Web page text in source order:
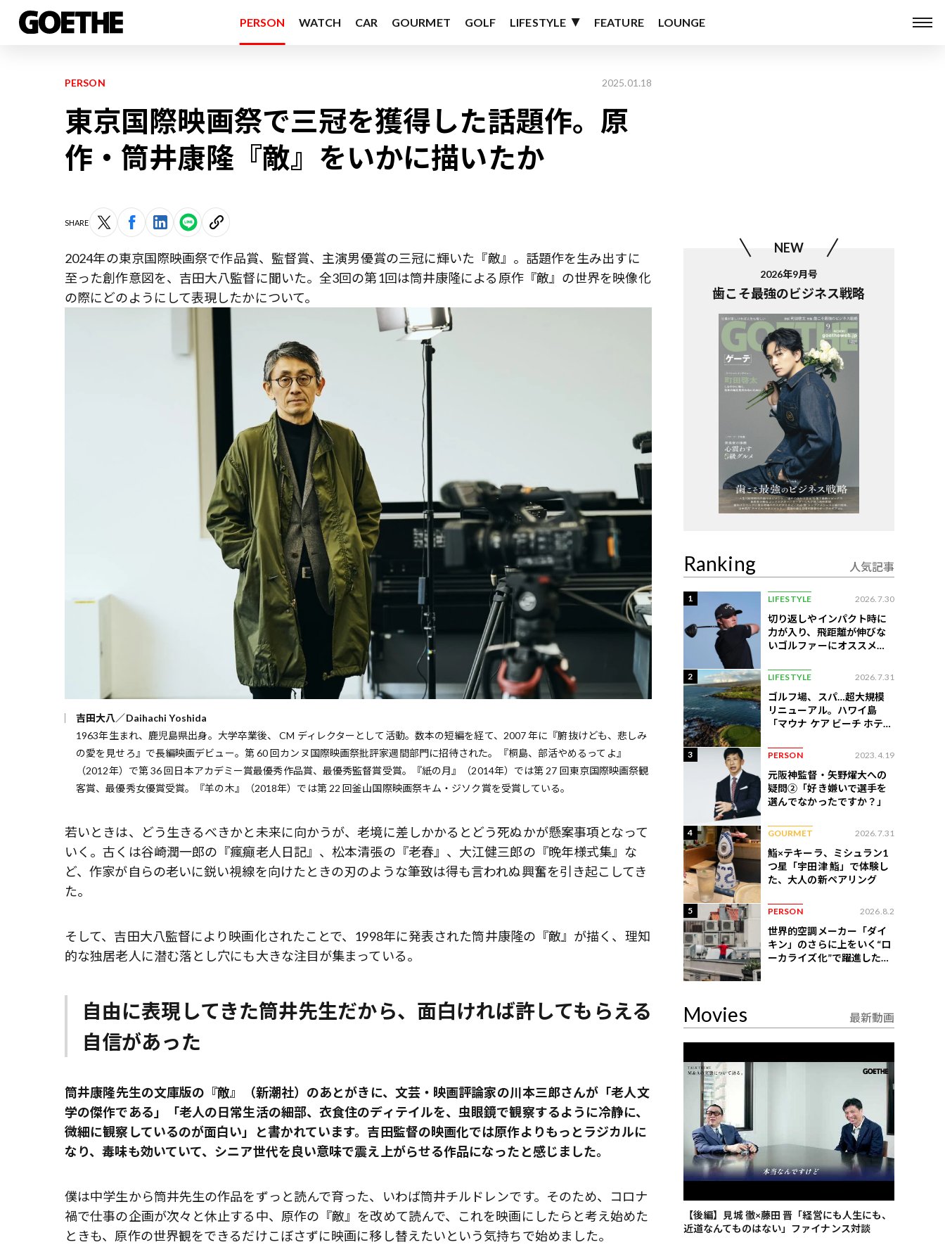
PERSON WATCH CAR GOURMET GOLF LIFESTYLE FEATURE LOUNGE
PERSON 2025.01.18
東京国際映画祭で三冠を獲得した話題作。原
作・筒井康隆『敵』をいかに描いたか
SHARE
2024年の東京国際映画祭で作品賞、監督賞、主演男優賞の三冠に輝いた『敵』。話題作を生み出すに
至った創作意図を、吉田大八監督に聞いた。全3回の第1回は筒井康隆による原作『敵』の世界を映像化
の際にどのようにして表現したかについて。
吉田大八／Daihachi Yoshida
1963年生まれ、鹿児島県出身。大学卒業後、 CM ディレクターとして活動。数本の短編を経て、2007 年に『腑抜けども、悲しみ
の愛を見せろ』で長編映画デビュー。第 60 回カンヌ国際映画祭批評家週間部門に招待された。『桐島、部活やめるってよ』
（2012年）で第 36 回日本アカデミー賞最優秀作品賞、最優秀監督賞受賞。『紙の月』（2014年）では第 27 回東京国際映画祭観
客賞、最優秀女優賞受賞。『羊の木』（2018年）では第 22 回釜山国際映画祭キム・ジソク賞を受賞している。
若いときは、どう生きるべきかと未来に向かうが、老境に差しかかるとどう死ぬかが懸案事項となって
いく。古くは谷崎潤一郎の『瘋癲老人日記』、松本清張の『老春』、大江健三郎の『晩年様式集』な
ど、作家が自らの老いに鋭い視線を向けたときの刃のような筆致は得も言われぬ興奮を引き起こしてき
た。
そして、吉田大八監督により映画化されたことで、1998年に発表された筒井康隆の『敵』が描く、理知
的な独居老人に潜む落とし穴にも大きな注目が集まっている。
自由に表現してきた筒井先生だから、面白ければ許してもらえる
自信があった
――筒井康隆先生の文庫版の『敵』（新潮社）のあとがきに、文芸・映画評論家の川本三郎さんが「老人文
学の傑作である」「老人の日常生活の細部、衣食住のディテイルを、虫眼鏡で観察するように冷静に、
微細に観察しているのが面白い」と書かれています。吉田監督の映画化では原作よりもっとラジカルに
なり、毒味も効いていて、シニア世代を良い意味で震え上がらせる作品になったと感じました。
僕は中学生から筒井先生の作品をずっと読んで育った、いわば筒井チルドレンです。そのため、コロナ
禍で仕事の企画が次々と休止する中、原作の『敵』を改めて読んで、これを映画にしたらと考え始めた
ときも、原作の世界観をできるだけこぼさずに映画に移し替えたいという気持ちで始めました。
NEW
2026年9月号
歯こそ最強のビジネス戦略
Ranking 人気記事
1 LIFESTYLE 2026.7.30
切り返しやインパクト時に
力が入り、飛距離が伸びな
いゴルファーにオススメの
2 LIFESTYLE 2026.7.31
ゴルフ場、スパ…超大規模
リニューアル。ハワイ島
「マウナ ケア ビーチ ホテ
3 PERSON 2023.4.19
元阪神監督・矢野燿大への
疑問②「好き嫌いで選手を
選んでなかったですか？」
4 GOURMET 2026.7.31
鮨×テキーラ、ミシュラン1
つ星「宇田津 鮨」で体験し
た、大人の新ペアリング
5 PERSON 2026.8.2
世界的空調メーカー「ダイ
キン」のさらに上をいく“ロ
ーカライズ化”で躍進したイ
Movies 最新動画
歌舞伎俳優・尾上右近が休息を過ごした、海最
前列ホテル「UMITO 熱海 別邸」
【後編】見城 徹×藤田 晋「経営にも人生にも、
近道なんてものはない」ファイナンス対談